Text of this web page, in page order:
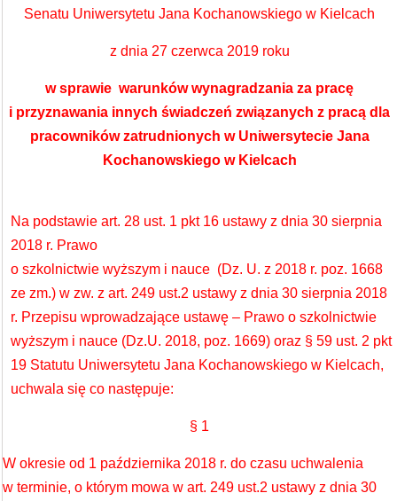
Senatu Uniwersytetu Jana Kochanowskiego w Kielcach
z dnia 27 czerwca 2019 roku
w sprawie warunków wynagradzania za pracę
i przyznawania innych świadczeń związanych z pracą dla
pracowników zatrudnionych w Uniwersytecie Jana
Kochanowskiego w Kielcach
Na podstawie art. 28 ust. 1 pkt 16 ustawy z dnia 30 sierpnia
2018 r. Prawo
o szkolnictwie wyższym i nauce (Dz. U. z 2018 r. poz. 1668
ze zm.) w zw. z art. 249 ust.2 ustawy z dnia 30 sierpnia 2018
r. Przepisu wprowadzające ustawę – Prawo o szkolnictwie
wyższym i nauce (Dz.U. 2018, poz. 1669) oraz § 59 ust. 2 pkt
19 Statutu Uniwersytetu Jana Kochanowskiego w Kielcach,
uchwala się co następuje:
§ 1
W okresie od 1 października 2018 r. do czasu uchwalenia
w terminie, o którym mowa w art. 249 ust.2 ustawy z dnia 30